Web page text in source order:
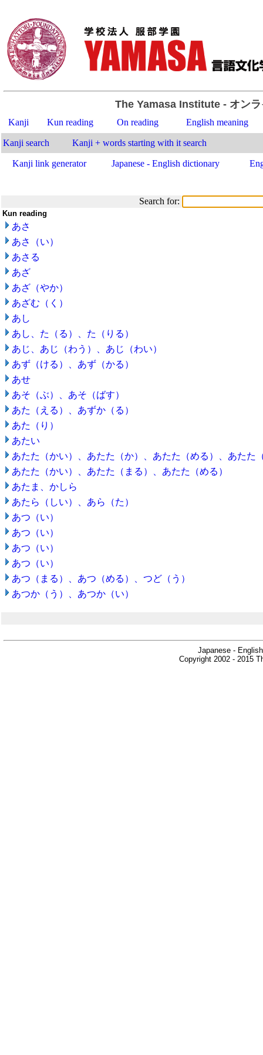
The Yamasa Institute- オンラ
Kanji Kun reading On reading English meaning
Kanji search Kanji + words starting with it search
Kanji link generator Japanese - English dictionary
Search for:
Kun reading
あさ
あさ（い）
あさる
あざ
あざ（やか）
あざむ（く）
あし
あし、た（る）、た（りる）
あじ、あじ（わう）、あじ（わい）
あず（ける）、あず（かる）
あせ
あそ（ぶ）、あそ（ばす）
あた（える）、あずか（る）
あた（り）
あたい
あたた（かい）、あたた（か）、あたた（める）、あたた
あたた（かい）、あたた（まる）、あたた（める）
あたま、かしら
あたら（しい）、あら（た）
あつ（い）
あつ（い）
あつ（い）
あつ（い）
あつ（まる）、あつ（める）、つど（う）
あつか（う）、あつか（い）
Japanese -
Copyright 2002 - 2015